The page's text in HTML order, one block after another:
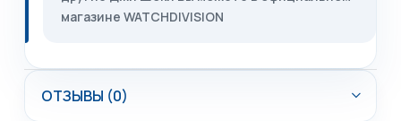
магазине WATCHDIVISION
ОТЗЫВЫ (0)